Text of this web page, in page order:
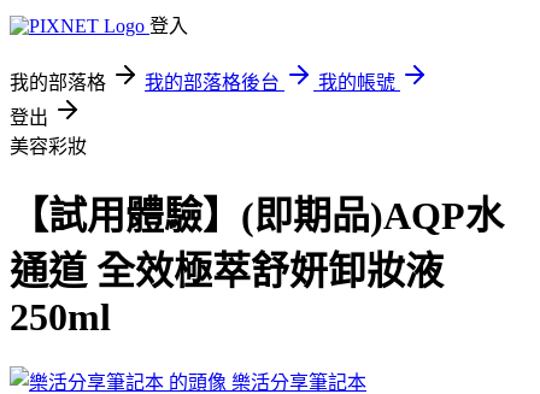
登入
我的部落格 我的部落格後台
我的帳號
登出
美容彩妝
【試用體驗】(即期品)AQP水
通道 全效極萃舒妍卸妝液
250ml
樂活分享筆記本